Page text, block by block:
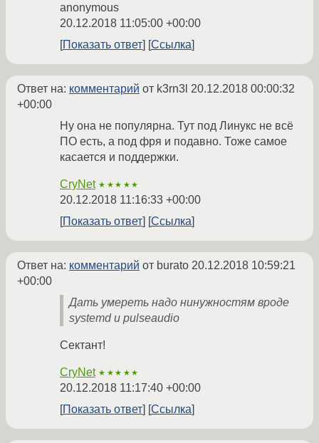
anonymous
20.12.2018 11:05:00 +00:00
Показать ответ
Ссылка
Ответ на: комментарий от k3rn3l 20.12.2018 00:00:32
+00:00
Ну она не популярна. Тут под Линукс не всё
ПО есть, а под фря и подавно. Тоже самое
касается и поддержки.
CryNet ★★★★★
20.12.2018 11:16:33 +00:00
Показать ответ
Ссылка
Ответ на: комментарий от burato 20.12.2018 10:59:21
+00:00
Дать умереть надо нинужностям вроде
systemd и pulseaudio
Сектант!
CryNet ★★★★★
20.12.2018 11:17:40 +00:00
Показать ответ
Ссылка